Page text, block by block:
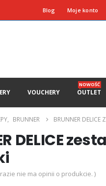
Blog Moje konto
VOUCHERY OUTLET
NOWOŚĆ
, BRUNNER BRUNNER DELICE
DELICE
nie ma opinii o produkcie. )